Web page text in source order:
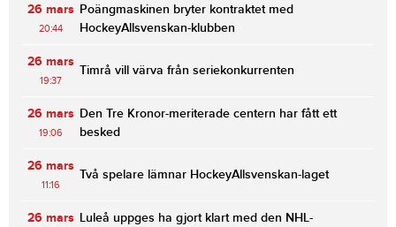
26 mars
20:44
Poängmaskinen bryter kontraktet med
HockeyAllsvenskan-klubben
26 mars
19:37
Timrå vill värva från seriekonkurrenten
26 mars
19:06
Den Tre Kronor-meriterade centern har fått ett
besked
26 mars
11:16
Två spelare lämnar HockeyAllsvenskan-laget
26 mars Luleå uppges ha gjort klart med den NHL-